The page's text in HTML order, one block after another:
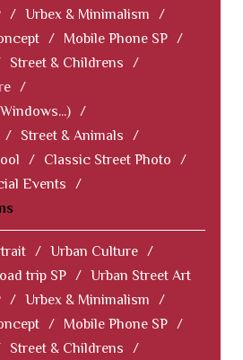
/ Urbex & Minimalism
/
/ Mobile Phone SP /
Street & Childrens
/
/
/
/ Street & Animals
/
/ Classic Street Photo
/
Events
/
/ Urban Culture /
trip SP / Urban Street Art
/ Urbex & Minimalism
/
/ Mobile Phone SP /
Street & Childrens
/